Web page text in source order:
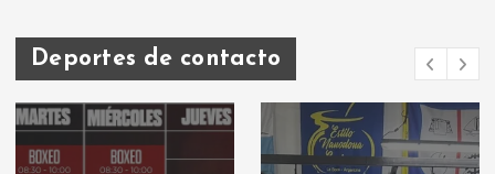
Deportes de contacto